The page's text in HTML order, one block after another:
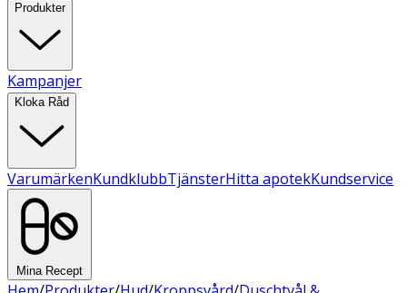
Produkter
Kampanjer
Kloka Råd
VarumärkenKundklubbTjänsterHitta apotekKundservice
Mina Recept